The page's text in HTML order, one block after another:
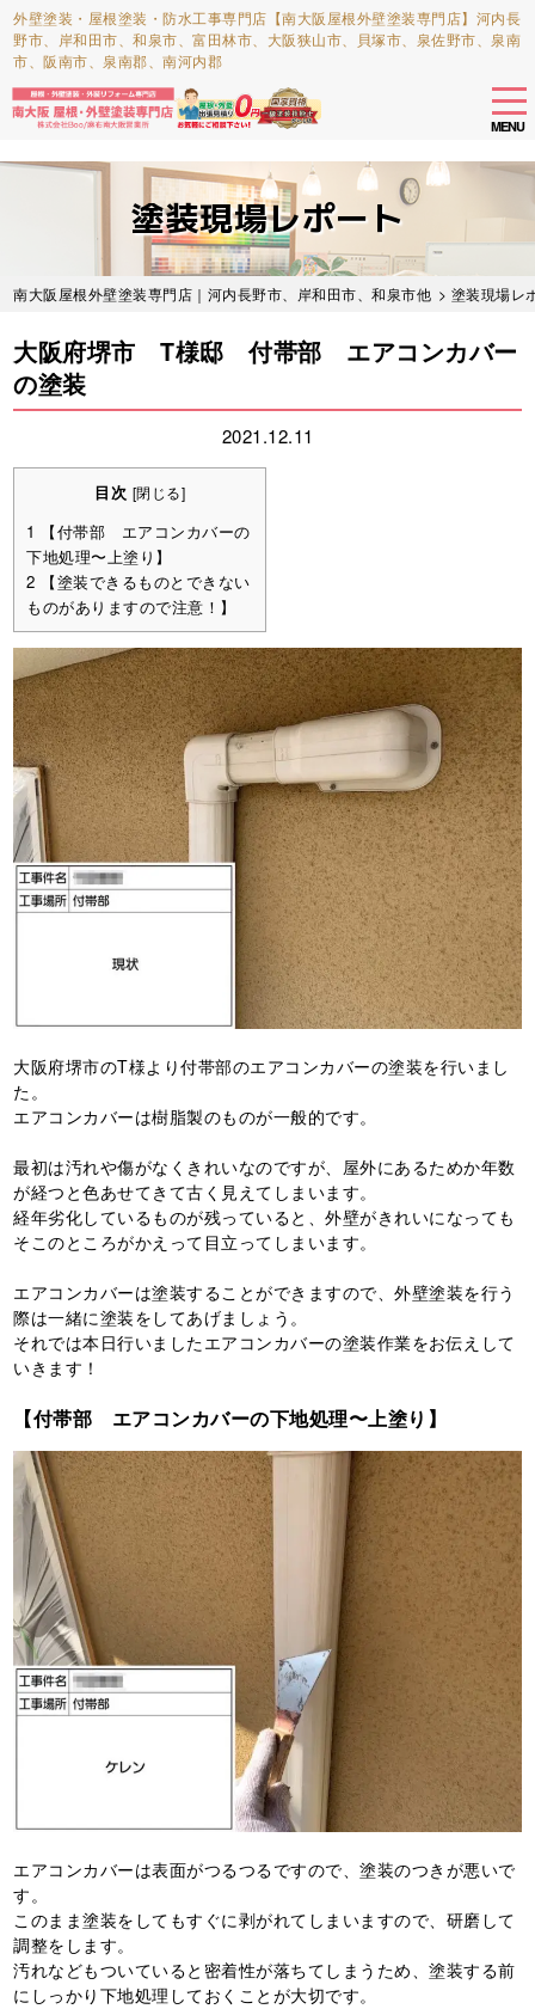
Skip
MENU
外壁塗装・屋根塗装・防水工事専門店【南大阪屋根外壁塗装専門店】河内長
野市、岸和田市、和泉市、富田林市、大阪狭山市、貝塚市、泉佐野市、泉南
市、阪南市、泉南郡、南河内郡
塗装現場レポート
南大阪屋根外壁塗装専門店｜河内長野市、岸和田市、和泉市他 > 塗装現場レ
大阪府堺市 T様邸 付帯部 エアコンカバー
の塗装
2021.12.11
目次 [閉じる]
1
【付帯部 エアコンカバーの
下地処理〜上塗り】
2 【塗装できるものとできない
ものがありますので注意！】
大阪府堺市のT様より付帯部のエアコンカバーの塗装を行いまし
た。
エアコンカバーは樹脂製のものが一般的です。
最初は汚れや傷がなくきれいなのですが、屋外にあるためか年数
が経つと色あせてきて古く見えてしまいます。
経年劣化しているものが残っていると、外壁がきれいになっても
そこのところがかえって目立ってしまいます。
エアコンカバーは塗装することができますので、外壁塗装を行う
際は一緒に塗装をしてあげましょう。
それでは本日行いましたエアコンカバーの塗装作業をお伝えして
いきます！
【付帯部 エアコンカバーの下地処理〜上塗り】
エアコンカバーは表面がつるつるですので、塗装のつきが悪いで
す。
このまま塗装をしてもすぐに剥がれてしまいますので、研磨して
調整をします。
汚れなどもついていると密着性が落ちてしまうため、塗装する前
にしっかり下地処理しておくことが大切です。